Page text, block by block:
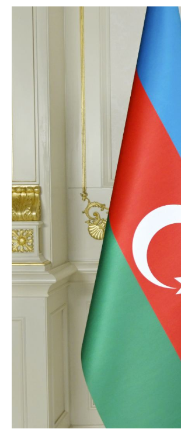
Siyasi
Elm və təhsil
Diaspor
Yüksəliş hekayəsi
Mədəniyyətimizin Zəfəri
Zəfər Diasporu
Səhiyyə
Ailə və uşaq
Turizm
İqtisadiyyat
İqtisadi xəbərlər
Energetika
Əmək və sosial siyasət
Crossmedia.az - 1 yaş
Məhkəmə və hüquq